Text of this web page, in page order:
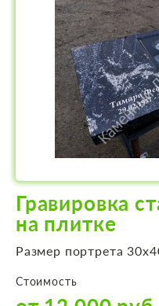
Гравировка
на плитке
Размер портрета
Стоимость